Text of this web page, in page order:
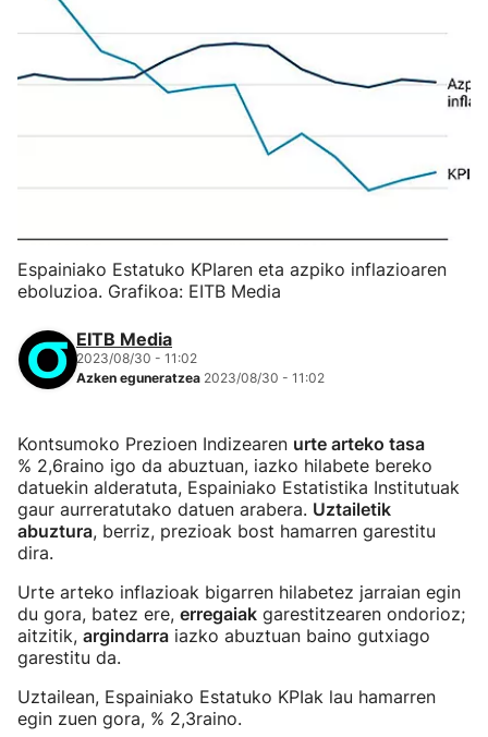
Espainiako Estatuko KPIaren eta azpiko inflazioaren
eboluzioa. Grafikoa: EITB Media
EITB Media
2023/08/30 - 11:02
Azken eguneratzea 2023/08/30 - 11:02
Kontsumoko Prezioen Indizearen urte arteko tasa
% 2,6raino igo da abuztuan, iazko hilabete bereko
datuekin alderatuta, Espainiako Estatistika Institutuak
gaur aurreratutako datuen arabera. Uztailetik
abuztura, berriz, prezioak bost hamarren garestitu
dira.
Urte arteko inflazioak bigarren hilabetez jarraian egin
du gora, batez ere, erregaiak garestitzearen ondorioz;
aitzitik, argindarra iazko abuztuan baino gutxiago
garestitu da.
Uztailean, Espainiako Estatuko KPIak lau hamarren
egin zuen gora, % 2,3raino.